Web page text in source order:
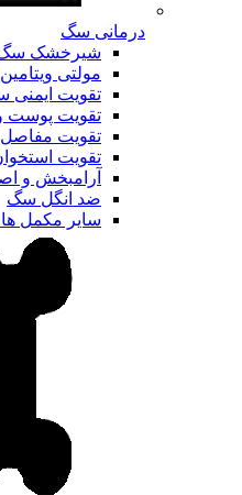
درمانی سگ
شیرخشک
مولتی
تقویت ایمنی
تقویت پوست
تقویت
تقویت
آرامبخش و
ضد انگل سگ
سایر مکمل